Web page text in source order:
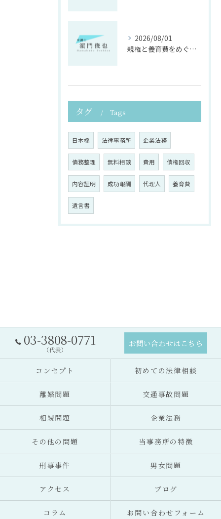
2026/08/01
親権と養育費をめぐる法律支援の重要性
タグ Tags
日本橋 法律事務所 企業法務
債務整理 無料相談 費用 債権回収
内容証明 成功報酬 代理人 養育費
遺言書
03-3808-0771
（代表）
お問い合わせはこちら
コンセプト 初めての法律相談
離婚問題 交通事故問題
相続問題 企業法務
その他の問題 当事務所の特徴
刑事事件 男女問題
アクセス ブログ
コラム お問い合わせフォーム